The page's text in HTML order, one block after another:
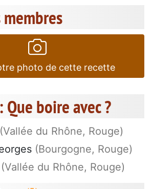
photo de cette recette
Que boire avec ?
(Vallée du Rhône, Rouge)
(Bourgogne, Rouge)
(Vallée du Rhône, Rouge)